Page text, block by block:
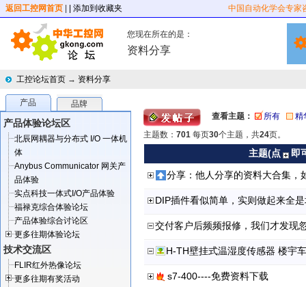
返回工控网首页 | 添加到收藏夹 中国自动化学会专家
您现在所在的是：
资料分享
工控论坛首页 → 资料分享
产品 品牌
产品体验论坛区
北辰网耦器与分布式 I/O 一体机
体
Anybus Communicator 网关产
品体验
实点科技一体式I/O产品体验
福禄克综合体验论坛
产品体验综合讨论区
更多往期体验论坛
技术交流区
FLIR红外热像论坛
更多往期有奖活动
查看主题： 所有
精
主题数： 701 每页30个主题，共24页。
主题(点
即
分享：他人分享的资料大合集，
DIP插件看似简单，实则做起来全
交付客户后频频报修，我们才发现
H-TH壁挂式温湿度传感器 楼宇
s7-400----免费资料下载